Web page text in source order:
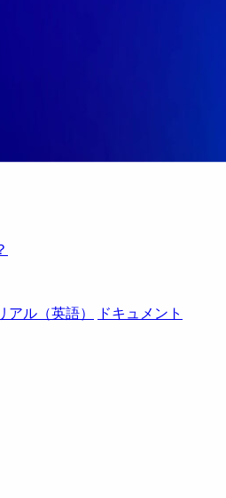
アル（英語）
ドキュメント